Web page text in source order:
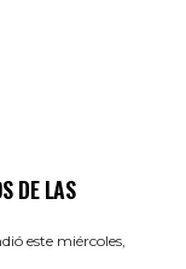
DE LAS
este miércoles,